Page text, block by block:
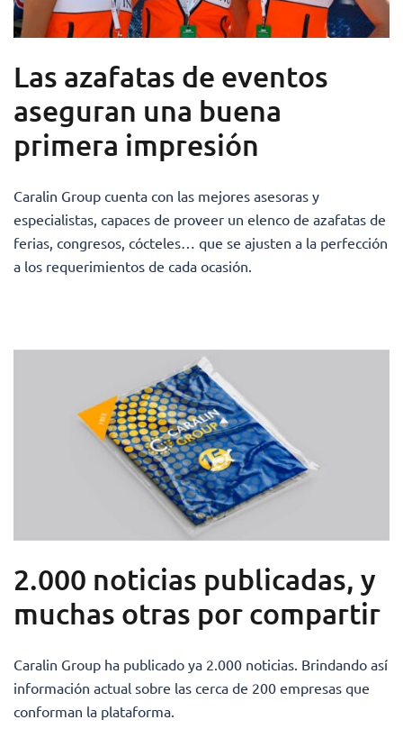
Las azafatas de eventos
aseguran una buena
primera impresión
Caralin Group cuenta con las mejores asesoras y
especialistas, capaces de proveer un elenco de azafatas de
ferias, congresos, cócteles… que se ajusten a la perfección
a los requerimientos de cada ocasión.
2.000 noticias publicadas, y
muchas otras por compartir
Caralin Group ha publicado ya 2.000 noticias. Brindando así
información actual sobre las cerca de 200 empresas que
conforman la plataforma.